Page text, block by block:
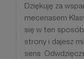
Dziękuję za
mecenasem
się w ten
strony i dajesz
sens.